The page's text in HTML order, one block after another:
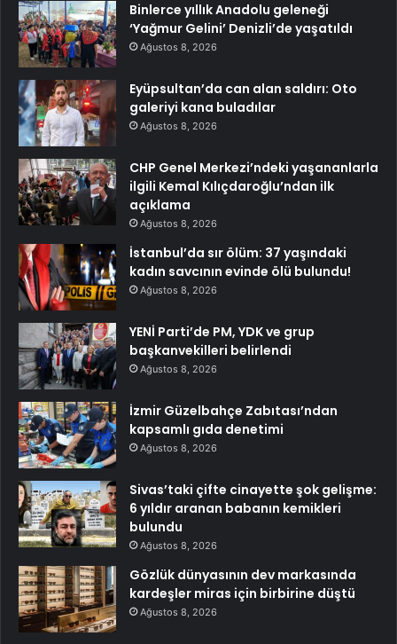
Binlerce yıllık Anadolu geleneği
‘Yağmur Gelini’ Denizli’de yaşatıldı
Ağustos 8, 2026
Eyüpsultan’da can alan saldırı: Oto
galeriyi kana buladılar
Ağustos 8, 2026
CHP Genel Merkezi’ndeki yaşananlarla
ilgili Kemal Kılıçdaroğlu’ndan ilk
açıklama
Ağustos 8, 2026
İstanbul’da sır ölüm: 37 yaşındaki
kadın savcının evinde ölü bulundu!
Ağustos 8, 2026
YENİ Parti’de PM, YDK ve grup
başkanvekilleri belirlendi
Ağustos 8, 2026
İzmir Güzelbahçe Zabıtası’ndan
kapsamlı gıda denetimi
Ağustos 8, 2026
Sivas’taki çifte cinayette şok gelişme:
6 yıldır aranan babanın kemikleri
bulundu
Ağustos 8, 2026
Gözlük dünyasının dev markasında
kardeşler miras için birbirine düştü
Ağustos 8, 2026